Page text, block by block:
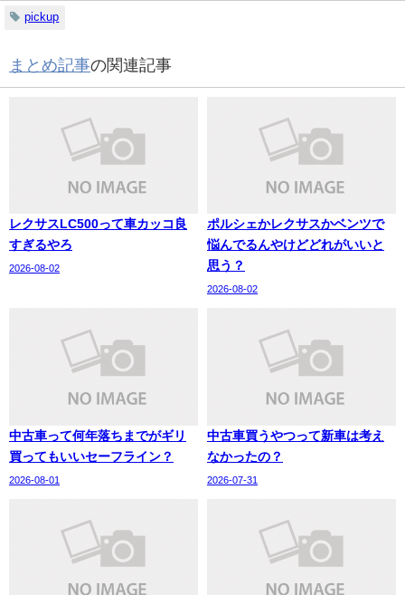
pickup
まとめ記事の関連記事
レクサスLC500って車カッコ良
すぎるやろ
2026-08-02
ポルシェかレクサスかベンツで
悩んでるんやけどどれがいいと
思う？
2026-08-02
中古車って何年落ちまでがギリ
買ってもいいセーフライン？
2026-08-01
中古車買うやつって新車は考え
なかったの？
2026-07-31